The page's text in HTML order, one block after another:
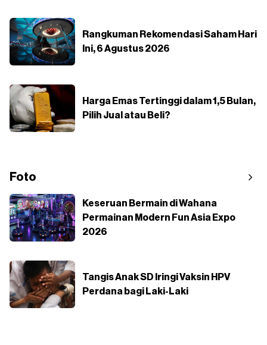
Rangkuman Rekomendasi Saham Hari
Ini, 6 Agustus 2026
Harga Emas Tertinggi dalam 1,5 Bulan,
Pilih Jual atau Beli?
Foto
Keseruan Bermain di Wahana
Permainan Modern Fun Asia Expo
2026
Tangis Anak SD Iringi Vaksin HPV
Perdana bagi Laki-Laki